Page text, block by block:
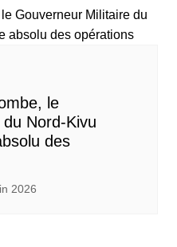
le
Nord-Kivu
des
2026